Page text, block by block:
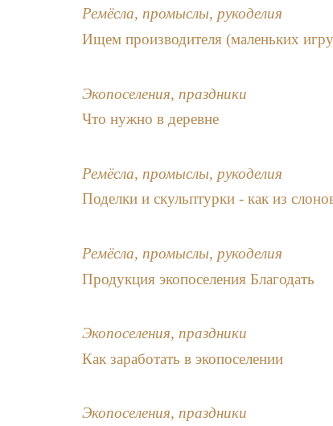
Ремёсла, промыслы, рукоделия
Ищем производителя (маленьких
Экопоселения, праздники
Что нужно в деревне
Ремёсла, промыслы, рукоделия
Поделки и скульптурки - как из
Ремёсла, промыслы, рукоделия
Продукция экопоселения Благодать
Экопоселения, праздники
Как заработать в экопоселении
Экопоселения, праздники